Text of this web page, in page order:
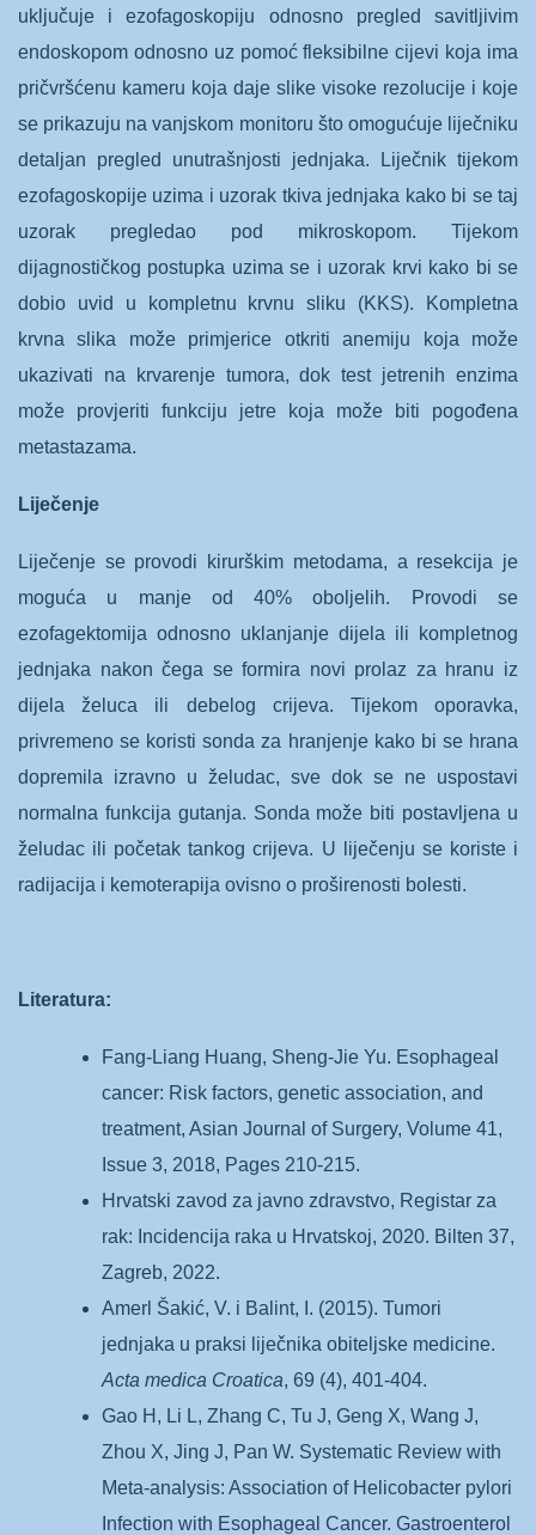
uključuje i ezofagoskopiju odnosno pregled savitljivim
endoskopom odnosno uz pomoć fleksibilne cijevi koja ima
pričvršćenu kameru koja daje slike visoke rezolucije i koje
se prikazuju na vanjskom monitoru što omogućuje liječniku
detaljan pregled unutrašnjosti jednjaka. Liječnik tijekom
ezofagoskopije uzima i uzorak tkiva jednjaka kako bi se taj
uzorak pregledao pod mikroskopom. Tijekom
dijagnostičkog postupka uzima se i uzorak krvi kako bi se
dobio uvid u kompletnu krvnu sliku (KKS). Kompletna
krvna slika može primjerice otkriti anemiju koja može
ukazivati na krvarenje tumora, dok test jetrenih enzima
može provjeriti funkciju jetre koja može biti pogođena
metastazama.
Liječenje
Liječenje se provodi kirurškim metodama, a resekcija je
moguća u manje od 40% oboljelih. Provodi se
ezofagektomija odnosno uklanjanje dijela ili kompletnog
jednjaka nakon čega se formira novi prolaz za hranu iz
dijela želuca ili debelog crijeva. Tijekom oporavka,
privremeno se koristi sonda za hranjenje kako bi se hrana
dopremila izravno u želudac, sve dok se ne uspostavi
normalna funkcija gutanja. Sonda može biti postavljena u
želudac ili početak tankog crijeva. U liječenju se koriste i
radijacija i kemoterapija ovisno o proširenosti bolesti.
Literatura:
Fang-Liang Huang, Sheng-Jie Yu. Esophageal
cancer: Risk factors, genetic association, and
treatment, Asian Journal of Surgery, Volume 41,
Issue 3, 2018, Pages 210-215.
Hrvatski zavod za javno zdravstvo, Registar za
rak: Incidencija raka u Hrvatskoj, 2020. Bilten 37,
Zagreb, 2022.
Amerl Šakić, V. i Balint, I. (2015). Tumori
jednjaka u praksi liječnika obiteljske medicine.
Acta medica Croatica, 69 (4), 401-404.
Gao H, Li L, Zhang C, Tu J, Geng X, Wang J,
Zhou X, Jing J, Pan W. Systematic Review with
Meta-analysis: Association of Helicobacter pylori
Infection with Esophageal Cancer. Gastroenterol